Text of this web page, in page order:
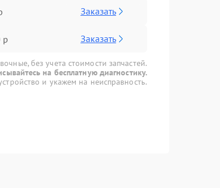
Заказать
р Заказать
без учета стоимости запчастей.
на бесплатную диагностику.
и укажем на неисправность.